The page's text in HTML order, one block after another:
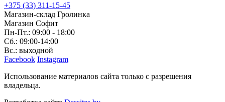
+375 (33) 311-15-45
Магазин-склад Гролинка
Магазин Софит
Пн-Пт.: 09:00 - 18:00
Сб.: 09:00-14:00
Вс.: выходной
Facebook Instagram
Использование материалов сайта только с разрешения
владельца.